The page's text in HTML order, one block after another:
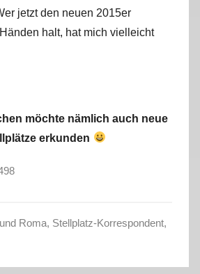
jetzt den neuen 2015er
halt, hat mich vielleicht
möchte nämlich auch neue
erkunden
Roma, Stellplatz-Korrespondent,